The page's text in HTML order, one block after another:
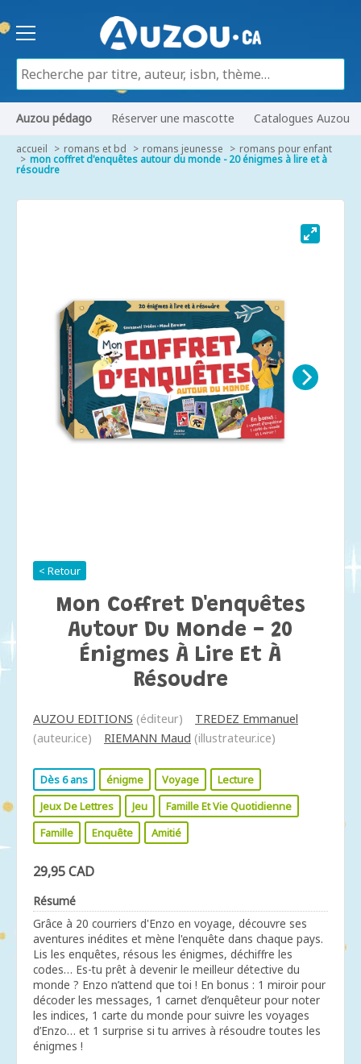
Auzou pédago Réserver une mascotte Catalogues Auzou
accueil romans et bd romans jeunesse romans pour enfant
mon coffret d'enquêtes autour du monde - 20 énigmes à lire et à
résoudre
< Retour
Mon Coffret D'enquêtes
Autour Du Monde - 20
Énigmes À Lire Et À
Résoudre
AUZOU EDITIONS (éditeur)
TREDEZ Emmanuel
(auteur.ice)
RIEMANN Maud (illustrateur.ice)
Dès 6 ans énigme Voyage
Lecture
Jeux De Lettres
Jeu
Famille Et Vie Quotidienne
Famille
Enquête Amitié
29,95 CAD
Résumé
Grâce à 20 courriers d'Enzo en voyage, découvre ses
aventures inédites et mène l'enquête dans chaque pays.
Lis les enquêtes, résous les énigmes, déchiffre les
codes… Es-tu prêt à devenir le meilleur détective du
monde ? Enzo n’attend que toi ! En bonus : 1 miroir pour
décoder les messages, 1 carnet d’enquêteur pour noter
les indices, 1 carte du monde pour suivre les voyages
d’Enzo… et 1 surprise si tu arrives à résoudre toutes les
énigmes !